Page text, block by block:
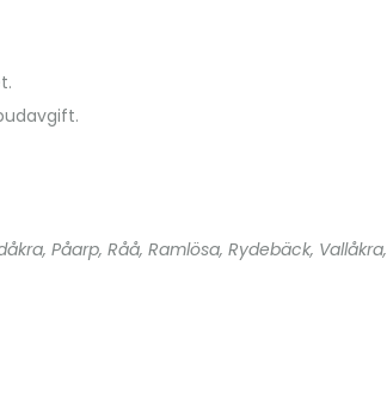
Påarp, Råå, Ramlösa, Rydebäck, Vallåkra,